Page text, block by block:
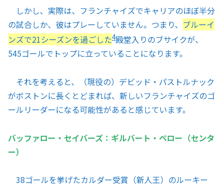
しかし、実際は、フランチャイズでキャリアのほぼ半分
の試合しか、彼はプレーしていません。つまり、 ブルーイ
ンズで21シーズンを過ごした4殿堂入りのブサイクが、
545ゴールでトップに立っていることになります。
それを考えると、（現役の）デビッド・パストルナック
がボストンに長くとどまれば、新しいフランチャイズのゴ
ールリーダーになる可能性があると感じています。
バッファロー・セイバーズ：ギルバート・ペロー（センタ
ー）
38ゴールを挙げたカルダー受賞（新人王）のルーキー